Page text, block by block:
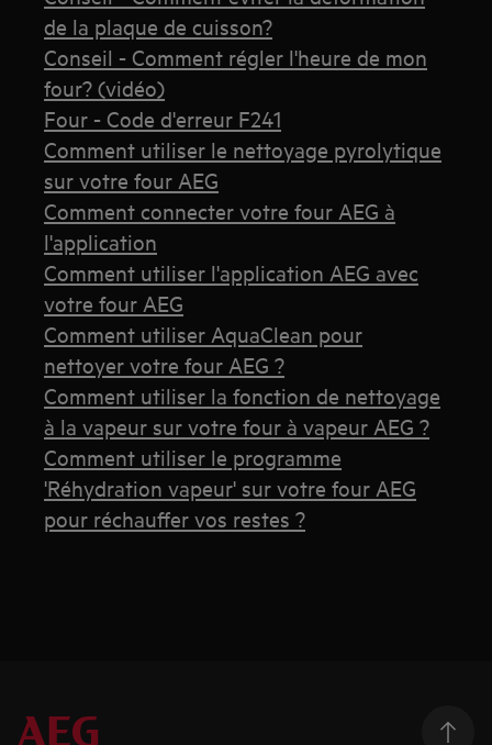
de la plaque de cuisson?
Conseil - Comment régler l'heure de mon
four? (vidéo)
Four - Code d'erreur F241
Comment utiliser le nettoyage pyrolytique
sur votre four AEG
Comment connecter votre four AEG à
l'application
Comment utiliser l'application AEG avec
votre four AEG
Comment utiliser AquaClean pour
nettoyer votre four AEG ?
Comment utiliser la fonction de nettoyage
à la vapeur sur votre four à vapeur AEG ?
Comment utiliser le programme
'Réhydration vapeur' sur votre four AEG
pour réchauffer vos restes ?